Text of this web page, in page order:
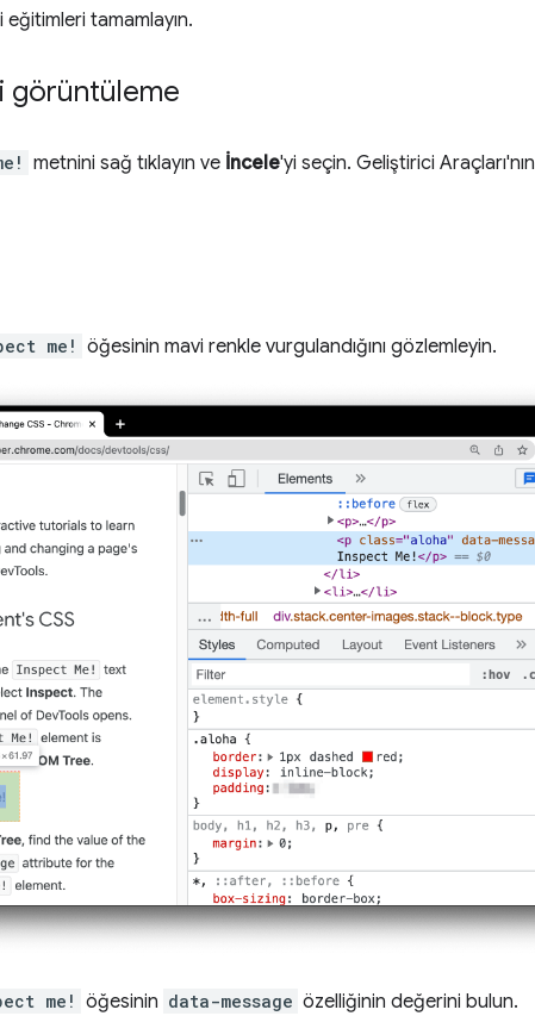
tamamlayın.
görüntüleme
metnini sağ tıklayın ve İncele'yi seçin. Geliştirici Araçları'nın
me! öğesinin mavi renkle vurgulandığını gözlemleyin.
me! öğesinin data-message özelliğinin değerini bulun.